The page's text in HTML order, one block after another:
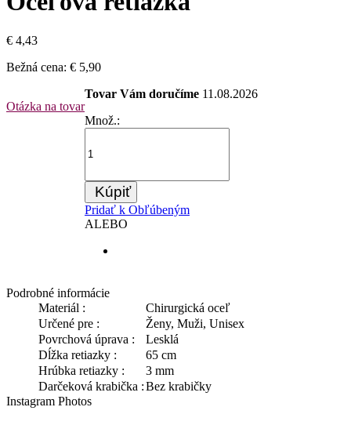
€ 4,43
Bežná cena: € 5,90
Otázka na tovar
Tovar Vám doručíme 11.08.2026
Množ.:
Kúpiť
Pridať k Obľúbeným
ALEBO
Podrobné informácie
Materiál :
Chirurgická oceľ
Určené pre :
Ženy, Muži, Unisex
Povrchová úprava :
Lesklá
Dĺžka retiazky :
65 cm
Hrúbka retiazky :
3 mm
Darčeková krabička :Bez krabičky
Instagram Photos